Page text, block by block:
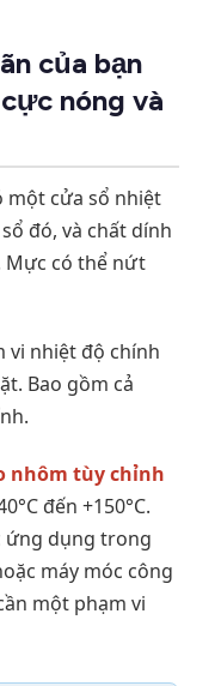
của bạn
nóng và
một cửa sổ nhiệt
đó, và chất dính
Mực có thể nứt
vi nhiệt độ chính
Bao gồm cả
nhôm tùy chỉnh
đến +150°C.
ứng dụng trong
máy móc công
một phạm vi